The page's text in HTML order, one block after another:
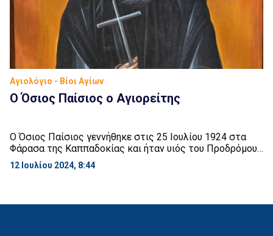
Αγιολόγιο - Βίοι Αγίων
Ο Όσιος Παίσιος ο Αγιορείτης
Ο Όσιος Παίσιος γεννήθηκε στις 25 Ιουλίου 1924 στα
Φάρασα της Καππαδοκίας και ήταν υιός του Προδρόμου
και της Ευλαμπίας Εζνεπίδη. Είχε άλλα οκτώ αδέλφια,
ενώ ο πατέρας του ήταν πρόεδρος του χωριού. Στις 7
ενορίας Άγιο Αρσένιο, ο […]
12 Ιουλίου 2024, 8:44